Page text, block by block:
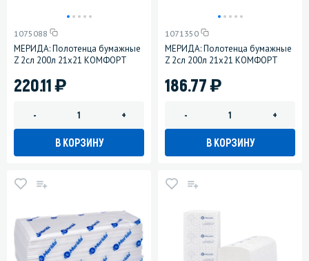
1075088
МЕРИДА: Полотенца бумажные
Z 2сл 200л 21х21 КОМФОРТ
220.11)
- +
В КОРЗИНУ
1071350
МЕРИДА: Полотенца бумажные
Z 2сл 200л 21х21 КОМФОРТ
186.77)
- +
В КОРЗИНУ